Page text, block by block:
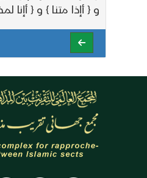
و { أإذا متنا } و {